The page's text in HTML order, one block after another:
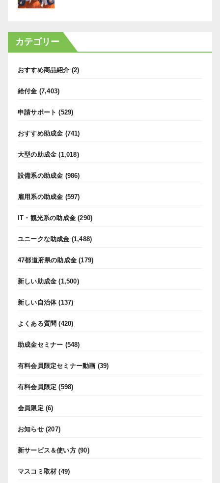
カテゴリー
おすすめ商品紹介 (2)
給付金 (7,403)
申請サポート (529)
おすすめ助成金 (741)
大型の助成金 (1,018)
設備系の助成金 (986)
雇用系の助成金 (597)
IT・観光系の助成金 (290)
ユニークな助成金 (1,488)
47都道府県の助成金 (179)
新しい助成金 (1,500)
新しい自治体(137)
よくある質問 (420)
助成金セミナー (548)
有料会員限定セミナー動画 (39)
有料会員限定 (598)
会員限定 (6)
お知らせ(207)
新サービス＆使い方(90)
マスコミ取材 (49)